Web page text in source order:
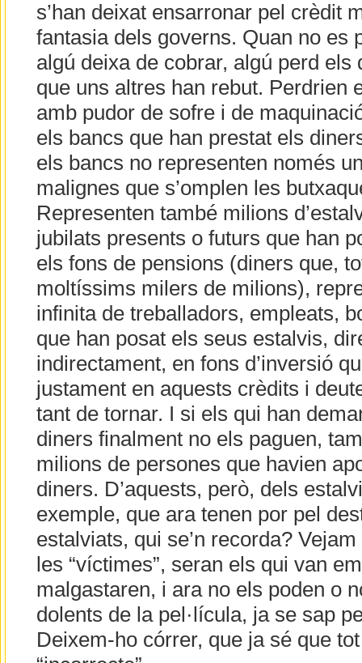
s’han deixat ensarronar pel crèdit
fantasia dels governs. Quan no es
algú deixa de cobrar, algú perd els
que uns altres han rebut. Perdrien
amb pudor de sofre i de
els bancs que han prestat els
els bancs no representen només
malignes que s’omplen les
Representen també milions
jubilats presents o futurs que han
els fons de pensions (diners que,
moltíssims milers de milions),
infinita de treballadors, empleats,
que han posat els seus estalvis,
indirectament, en fons d’inversió
justament en aquests crèdits i
tant de tornar. I si els qui han
diners finalment no els paguen,
milions de persones que havien
diners. D’aquests, però, dels
exemple, que ara tenen por pel
estalviats, qui se’n recorda?
les “víctimes”, seran els qui van
malgastaren, i ara no els poden o
dolents de la pel·lícula, ja se sap
Deixem-ho córrer, que ja sé que